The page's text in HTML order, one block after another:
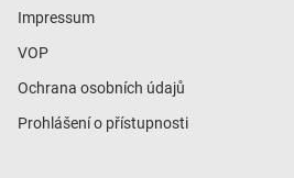
Impressum
VOP
Ochrana osobních údajů
Prohlášení o přístupnosti